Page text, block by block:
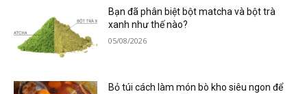
Bạn đã phân biệt bột matcha và bột trà
xanh như thế nào?
05/08/2026
Bỏ túi cách làm món bò kho siêu ngon để